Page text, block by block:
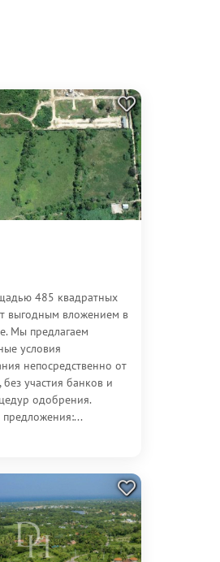
485 квадратных
выгодным вложением в
Мы предлагаем
условия
непосредственно от
участия банков и
одобрения.